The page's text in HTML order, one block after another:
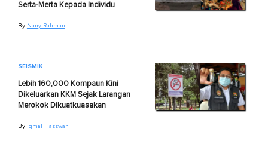
Serta-Merta Kepada Individu
By Nany Rahman
SEISMIK
Lebih 160,000 Kompaun Kini
Dikeluarkan KKM Sejak Larangan
Merokok Dikuatkuasakan
By Iqmal Hazzwan